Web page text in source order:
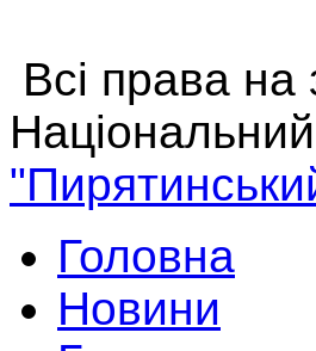
Всі права
Головна
Новини